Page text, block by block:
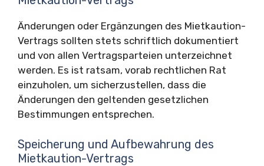
Änderungen oder Ergänzungen des Mietkaution-
Vertrags sollten stets schriftlich dokumentiert
und von allen Vertragsparteien unterzeichnet
werden. Es ist ratsam, vorab rechtlichen Rat
einzuholen, um sicherzustellen, dass die
Änderungen den geltenden gesetzlichen
Bestimmungen entsprechen.
Speicherung und Aufbewahrung des
Mietkaution-Vertrags